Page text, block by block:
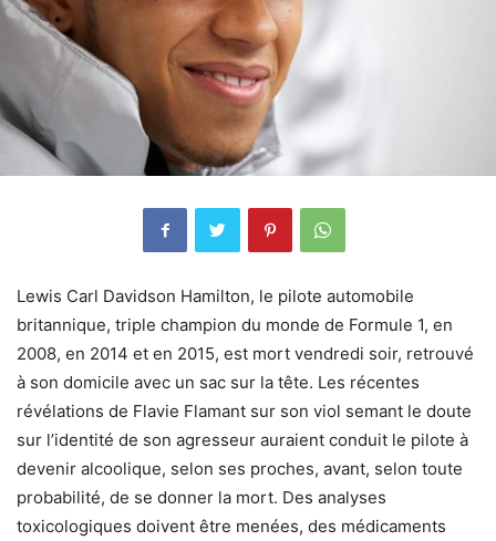
Lewis Carl Davidson Hamilton, le pilote automobile
britannique, triple champion du monde de Formule 1, en
2008, en 2014 et en 2015, est mort vendredi soir, retrouvé
à son domicile avec un sac sur la tête. Les récentes
révélations de Flavie Flamant sur son viol semant le doute
sur l’identité de son agresseur auraient conduit le pilote à
devenir alcoolique, selon ses proches, avant, selon toute
probabilité, de se donner la mort. Des analyses
toxicologiques doivent être menées, des médicaments